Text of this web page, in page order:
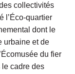
collectivités
l’Éco-quartier
dont le
urbaine et de
du fier
le cadre des